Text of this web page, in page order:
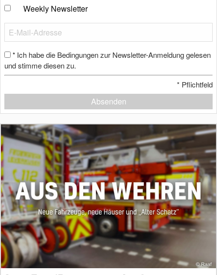
Weekly Newsletter
* Ich habe die Bedingungen zur Newsletter-Anmeldung gelesen
und stimme diesen zu.
* Pflichtfeld
Absenden